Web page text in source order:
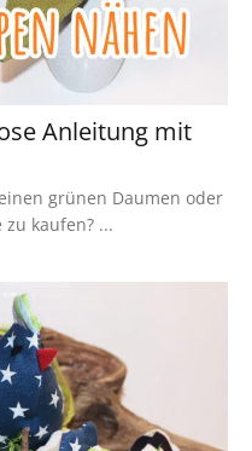
Anleitung mit
grünen Daumen oder
kaufen? ...